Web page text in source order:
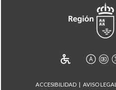
ACCESIBILIDAD AVISO LEGAL